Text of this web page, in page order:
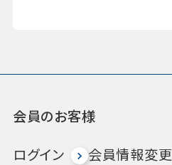
会員のお客様
ログイン
会員情報変更